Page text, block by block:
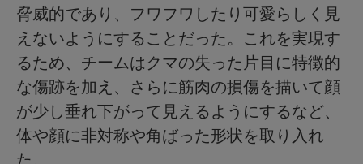
脅威的であり、フワフワしたり可愛らしく見
えないようにすることだった。これを実現す
るため、チームはクマの失った片目に特徴的
な傷跡を加え、さらに筋肉の損傷を描いて顔
が少し垂れ下がって見えるようにするなど、
体や顔に非対称や角ばった形状を取り入れ
た。